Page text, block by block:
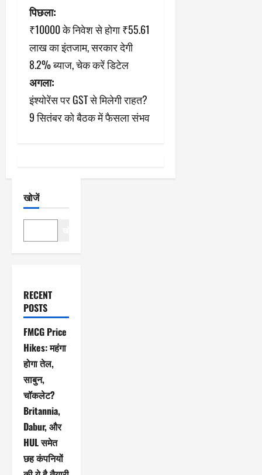
पो
स्ट
ने
वि
गे
पिछला:
₹10000 के निवेश से होगा ₹55.61
लाख का इंतजाम, सरकार देगी
8.2% ब्याज, चेक करें डिटेल
अगला:
इंश्योरेंस पर GST से मिलेगी राहत?
9 सितंबर को बैठक में फैसला संभव
खोजें
RECENT
POSTS
FMCG Price
Hikes: महंगा
होगा तेल,
साबुन,
चॉकलेट?
Britannia,
Dabur, और
HUL समेत
छह कंपनियों